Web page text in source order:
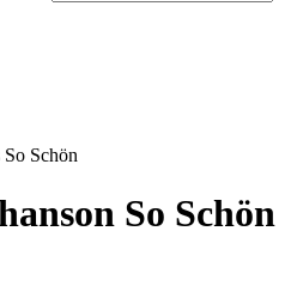
So Schön
So Schön